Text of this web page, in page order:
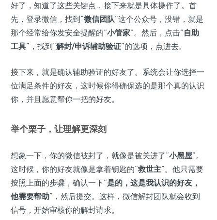
好了，知道了这些关键点，接下来就是具体操作了。首
先，登录微信，找到“微信团队”这个公众号，没错，就是
那个经常给你发安全提醒的“小管家”。然后，点击“自助
工具”，找到“解封/申诉辅助验证”的选项，点进去。
接下来，就是确认辅助验证的好友了。系统会让你选择一
位满足条件的好友，这时候你得确保选的是那个真的认识
你，并且愿意帮你一把的好友。
举个栗子，让理解更深刻
想象一下，你的微信被封了，就像是被关进了“小黑屋”。
这时候，你的好友就像是拿着钥匙的“救世主”。他只需要
按照上面的步骤，确认一下“是的，这是我认识的好友，
他需要帮助”，然后提交。这样，微信解封团队就会收到
信号，开始审核你的解封请求。